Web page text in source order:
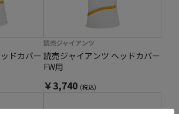
ドカバー
読売ジャイアンツ
読売ジャイアンツ ヘッドカバー
FW用
￥3,740 (税込)